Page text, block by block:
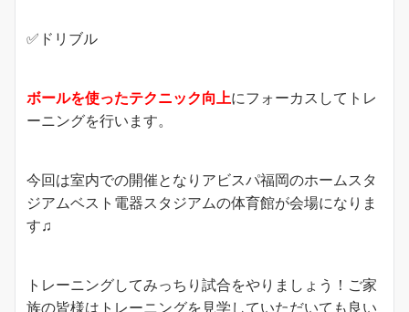
✅ドリブル
ボールを使ったテクニック向上にフォーカスしてトレ
ーニングを行います。
今回は室内での開催となりアビスパ福岡のホームスタ
ジアムベスト電器スタジアムの体育館が会場になりま
す♫
トレーニングしてみっちり試合をやりましょう！ご家
族の皆様はトレーニングを見学していただいても良い